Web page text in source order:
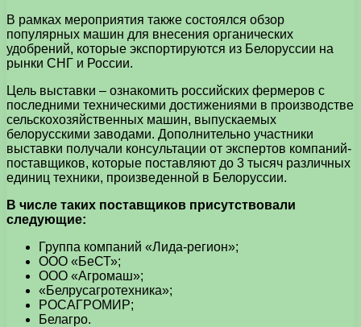
В рамках мероприятия также состоялся обзор
популярных машин для внесения органических
удобрений, которые экспортируются из Белоруссии на
рынки СНГ и России.
Цель выставки – ознакомить российских фермеров с
последними техническими достижениями в производстве
сельскохозяйственных машин, выпускаемых
белорусскими заводами. Дополнительно участники
выставки получали консультации от экспертов компаний-
поставщиков, которые поставляют до 3 тысяч различных
единиц техники, произведенной в Белоруссии.
В числе таких поставщиков присутствовали
следующие:
Группа компаний «Лида-регион»;
ООО «БеСТ»;
ООО «Агромаш»;
«Белрусагротехника»;
РОСАГРОМИР;
Белагро.